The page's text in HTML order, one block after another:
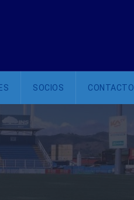
SOCIOS CONTACTO